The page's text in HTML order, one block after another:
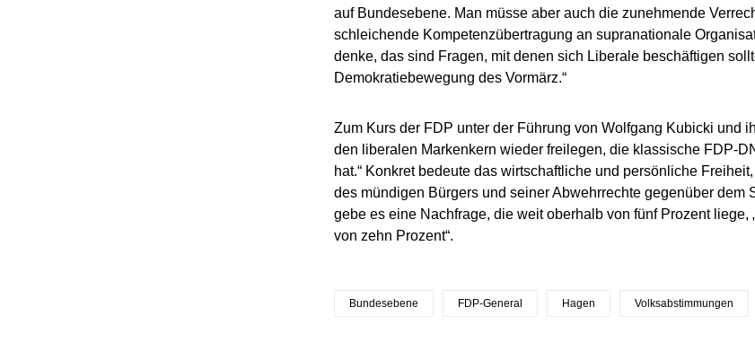
auf Bundesebene. Man müsse aber auch die zunehmende
schleichende Kompetenzübertragung an supranationale
denke, das sind Fragen, mit denen sich Liberale beschäftigen
Demokratiebewegung des Vormärz.“
Zum Kurs der FDP unter der Führung von Wolfgang Kubicki und
den liberalen Markenkern wieder freilegen, die klassische FDP-
hat.“ Konkret bedeute das wirtschaftliche und persönliche
des mündigen Bürgers und seiner Abwehrrechte gegenüber dem
gebe es eine Nachfrage, die weit oberhalb von fünf Prozent liege,
von zehn Prozent“.
Bundesebene FDP-General Hagen Volksabstimmungen